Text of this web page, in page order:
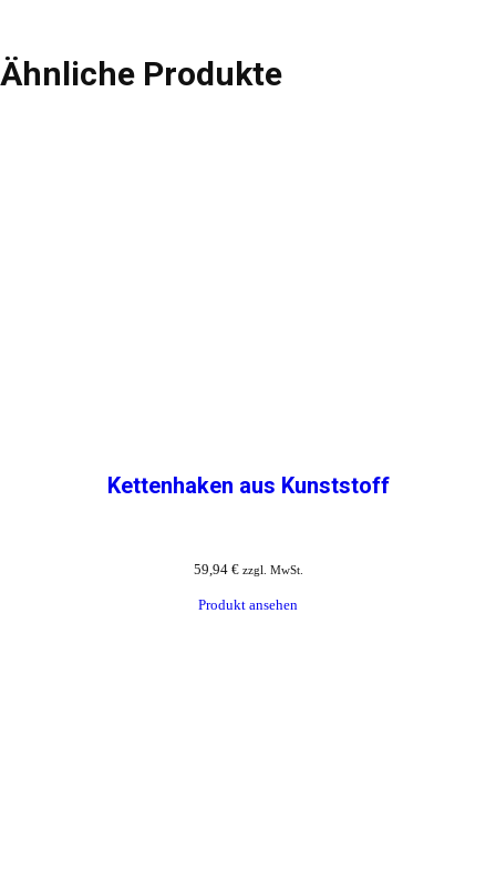
Ähnliche Produkte
Kettenhaken aus Kunststoff
59,94 € zzgl. MwSt.
Produkt ansehen